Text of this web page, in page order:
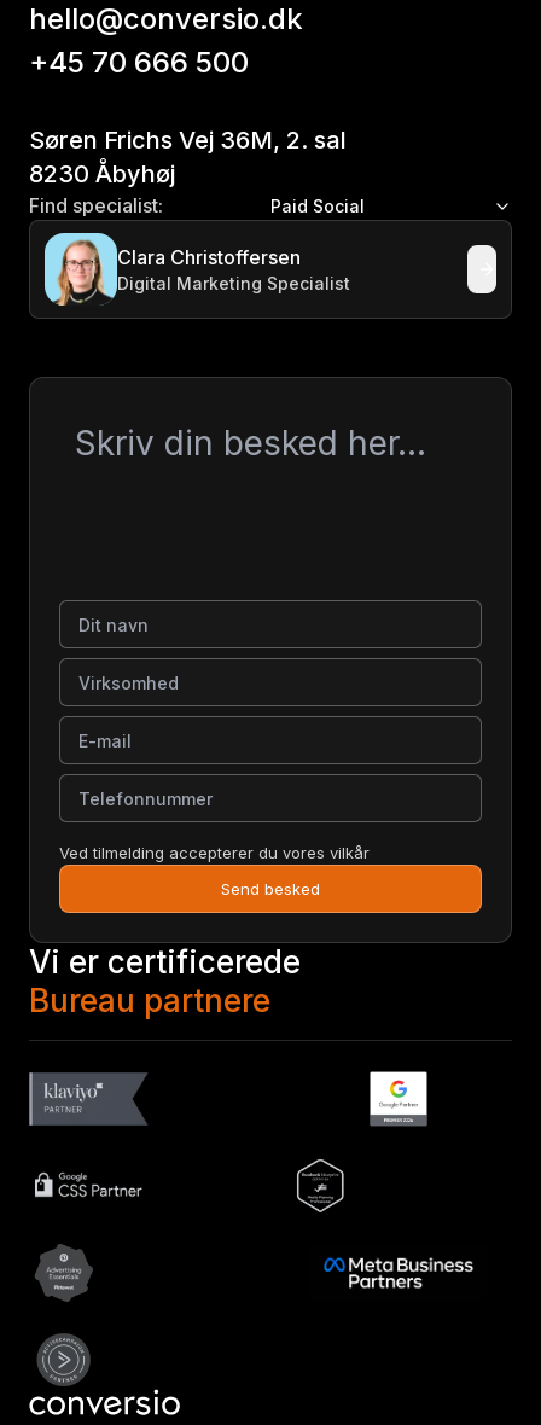
hello@conversio.dk
+45 70 666 500
Søren Frichs Vej 36M, 2. sal
8230 Åbyhøj
Find specialist: Paid Social
Clara Christoffersen
Digital Marketing Specialist
Dit navn
Virksomhed
E-mail
Telefonnummer
Ved tilmelding accepterer du vores vilkår
Send besked
Vi er certificerede
Bureau partnere